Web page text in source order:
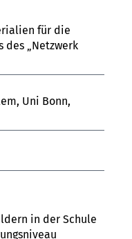
für die
des „Netzwerk
Uni Bonn,
in der Schule